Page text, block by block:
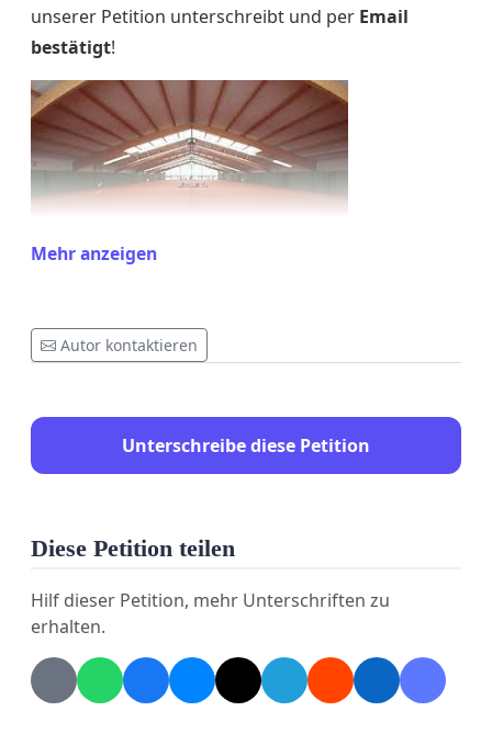
unserer Petition unterschreibt und per Email
bestätigt!
Mehr anzeigen
Autor kontaktieren
Unterschreibe diese Petition
Diese Petition teilen
Hilf dieser Petition, mehr Unterschriften zu
erhalten.